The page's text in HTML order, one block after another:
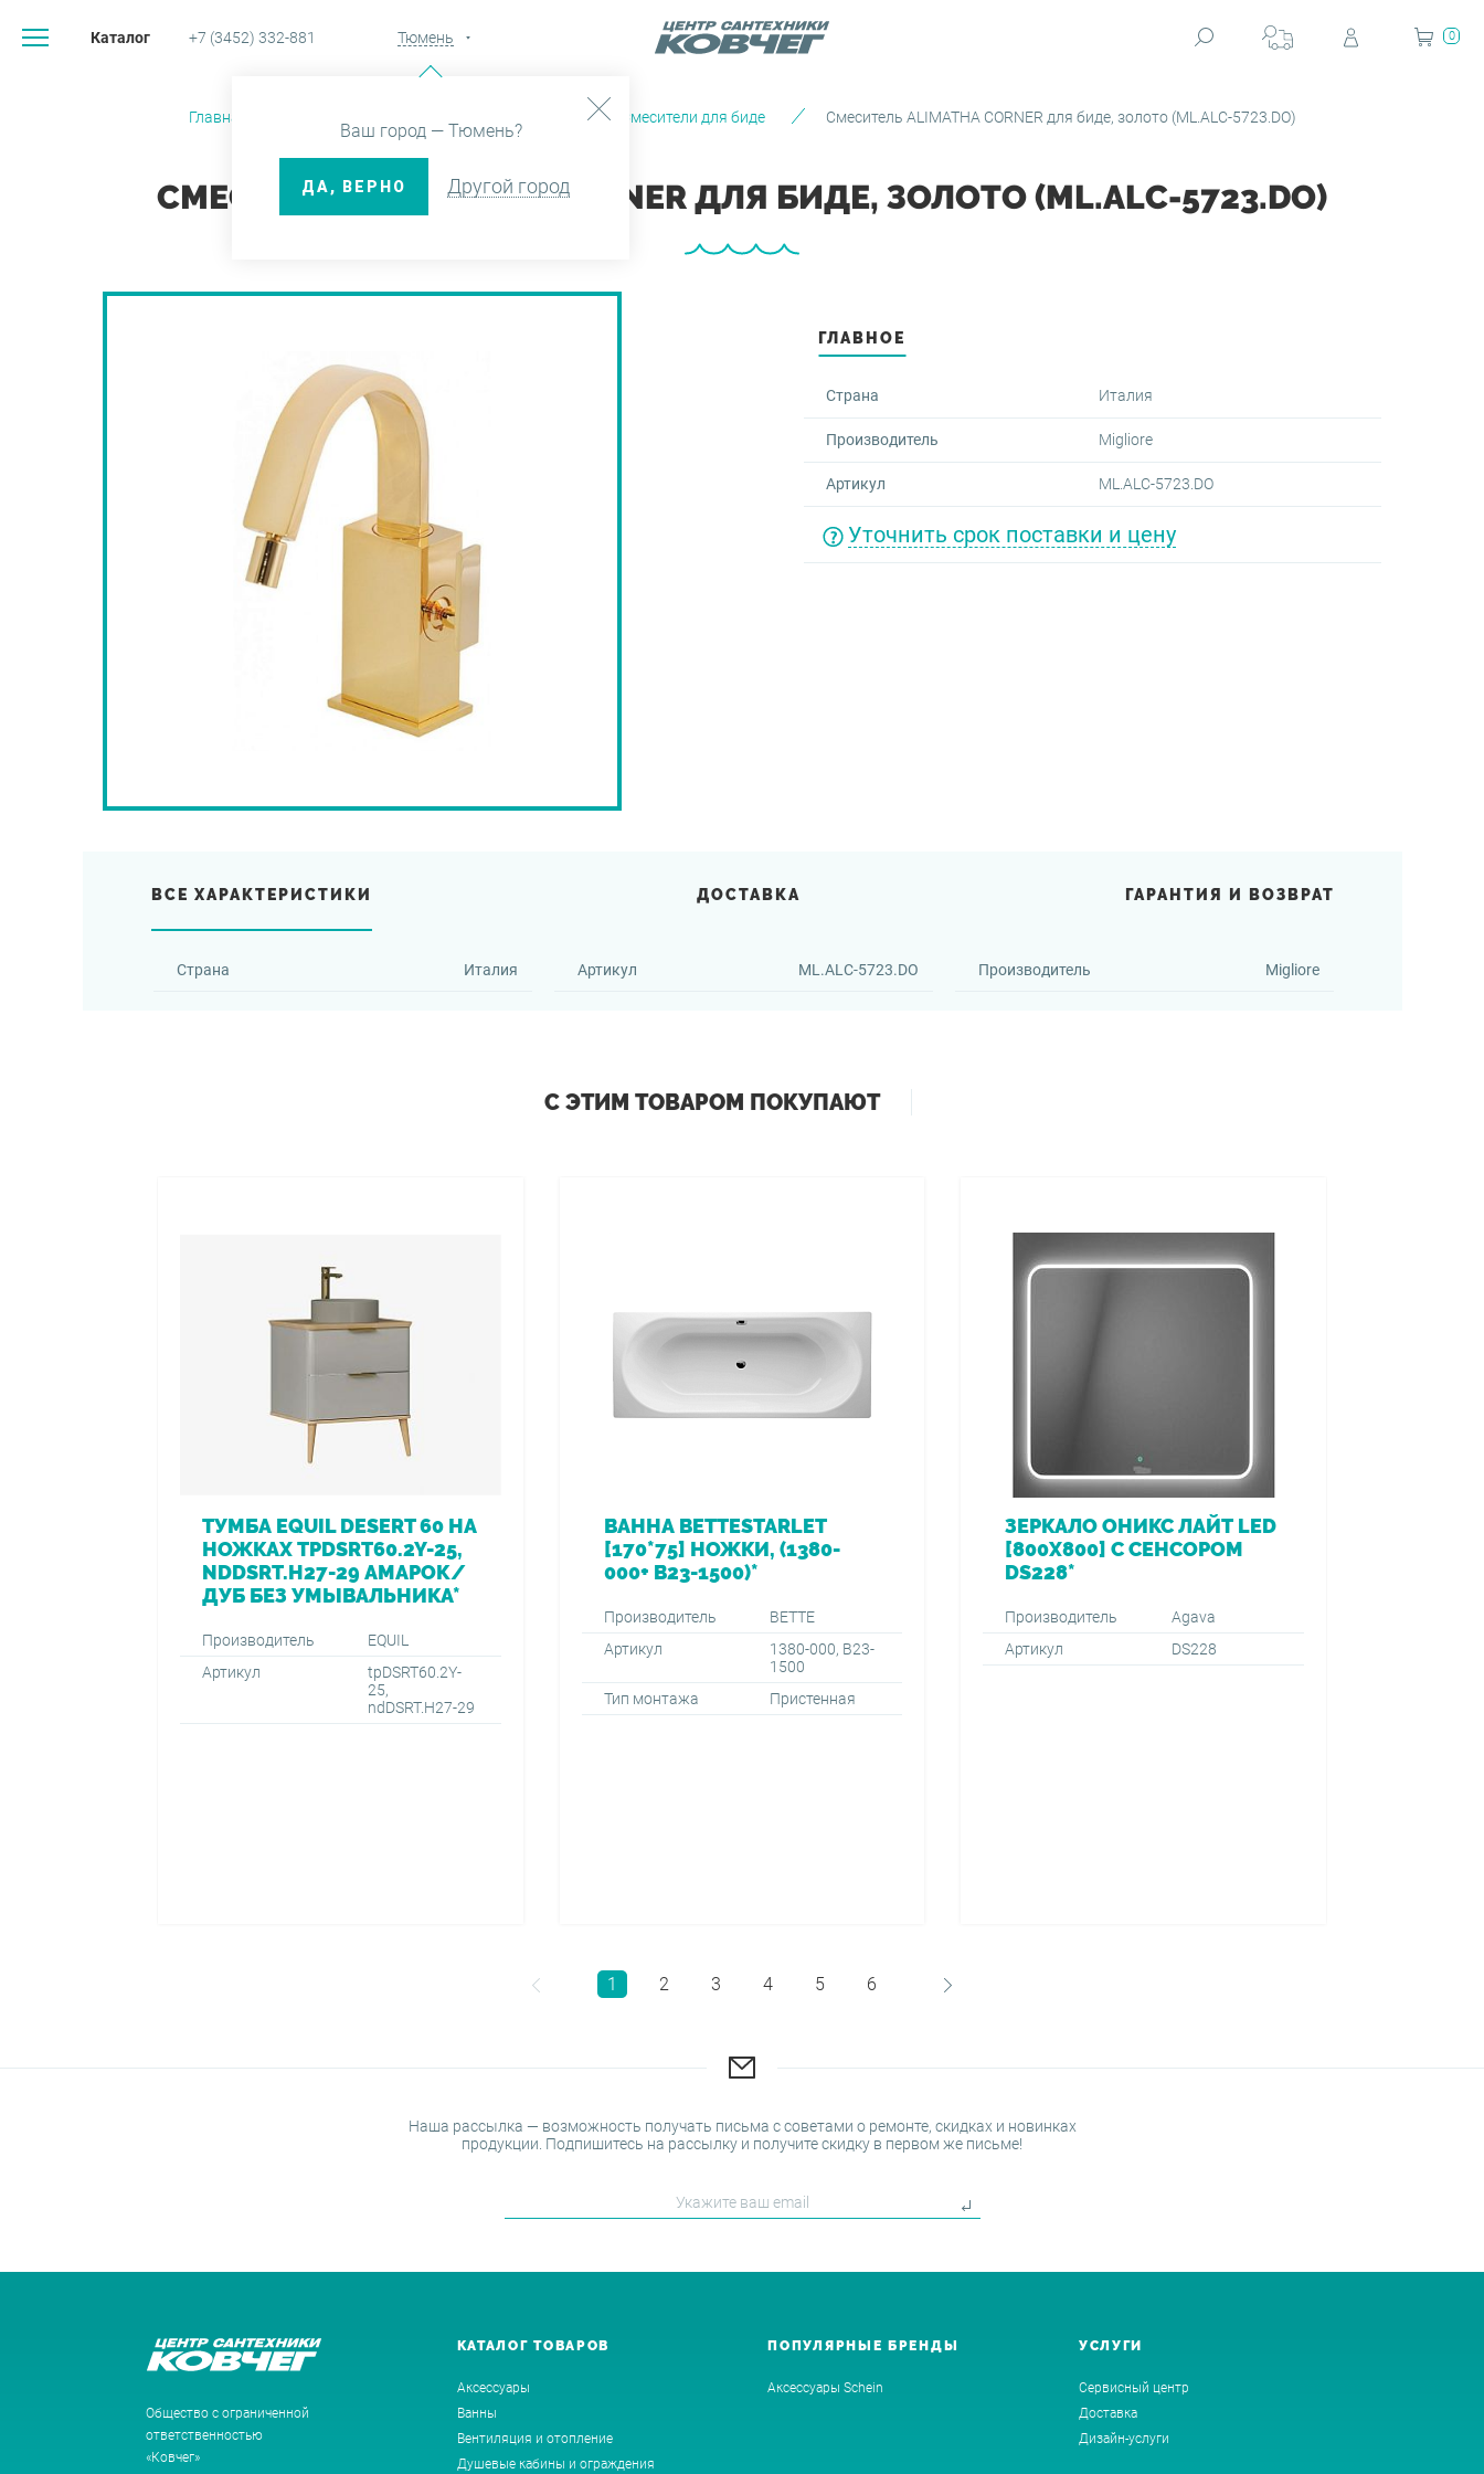
Каталог +7 (3452) 332-881 Тюмень
Ваш город — Тюмень?
ДА, ВЕРНО Другой город
0
Главная Смесители для биде Смеситель ALIMATHA CORNER для биде, золото (ML.ALC-5723.DO)
СМЕСИТЕЛЬ ALIMATHA CORNER ДЛЯ БИДЕ, ЗОЛОТО (ML.ALC-5723.DO)
ГЛАВНОЕ
Страна Италия
Производитель Migliore
Артикул ML.ALC-5723.DO
Уточнить срок поставки и цену
ВСЕ ХАРАКТЕРИСТИКИ ДОСТАВКА ГАРАНТИЯ И ВОЗВРАТ
Страна Италия Артикул ML.ALC-5723.DO Производитель Migliore
С ЭТИМ ТОВАРОМ ПОКУПАЮТ
ТУМБА EQUIL DESERT 60 НА
НОЖКАХ TPDSRT60.2Y-25,
NDDSRT.H27-29 АМАРОК/
ДУБ БЕЗ УМЫВАЛЬНИКА*
Производитель
EQUIL
Артикул
tpDSRT60.2Y-
25,
ndDSRT.H27-29
ВАННА BETTESTARLET
[170*75] НОЖКИ, (1380-
000+ B23-1500)*
Производитель
BETTE
Артикул
1380-000, B23-
1500
Тип монтажа
Пристенная
ЗЕРКАЛО ОНИКС ЛАЙТ LED
[800Х800] С СЕНСОРОМ
DS228*
Производитель
Agava
Артикул
DS228
1 2 3 4 5 6
Наша рассылка — возможность получать письма с советами о ремонте, скидках и новинках
продукции. Подпишитесь на рассылку и получите скидку в первом же письме!
Общество с ограниченной
ответственностью
«Ковчег»
КАТАЛОГ ТОВАРОВ
Аксессуары
Ванны
Вентиляция и отопление
Душевые кабины и ограждения
ПОПУЛЯРНЫЕ БРЕНДЫ
Аксессуары Schein
УСЛУГИ
Сервисный центр
Доставка
Дизайн-услуги